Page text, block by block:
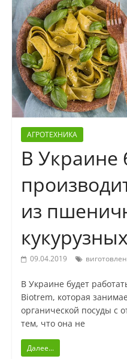
АГРОТЕХНИКА
В Украине
из
09.04.2019
В Украине будет
Biotrem, которая
органической посуды с
тем, что она не
Далее...